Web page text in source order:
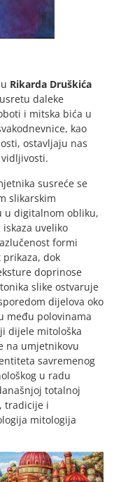
Rikarda Druškića
daleke
i mitska bića u
kao
ostavljaju nas
susreće se
slikarskim
u digitalnom obliku,
uveliko
formi
dok
doprinose
slike ostvaruje
dijelova oko
među polovinama
dijele mitološka
na umjetnikovu
savremenog
u radu
totalnoj
tradicije i
mitologija